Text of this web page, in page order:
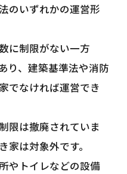
のいずれかの運営形
に制限がない一方
り、建築基準法や消防
でなければ運営でき
限は撤廃されていま
家は対象外です。
やトイレなどの設備